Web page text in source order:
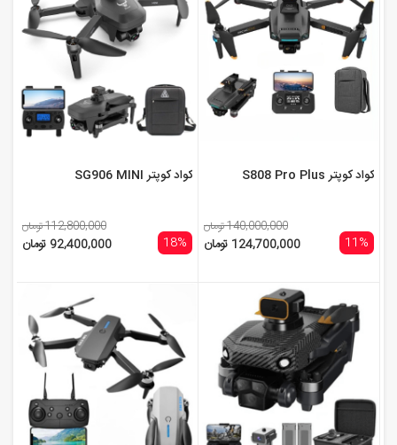
کواد کوپتر S808 Pro Plus
11%
140,000,000 تومان
124,700,000 تومان
کواد کوپتر SG906 MINI
18%
112,800,000 تومان
92,400,000 تومان